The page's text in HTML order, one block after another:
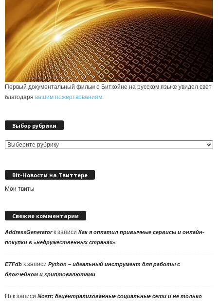
Первый документальный фильм о Биткойне на русском языке увидел свет
благодаря вашим пожертвованиям.
Выбор рубрики
Выбор
Bit•Новости на Твиттере
Мои твиты
Свежие комментарии
AddressGeneratorк записи Как я оплатил привычные сервисы и онлайн-
покупки в «недружественных странах»
ETFdb к записи Python – идеальный инструмент для работы с
блокчейном и криптовалютами
llb к записи Nostr: децентрализованные социальные сети и не только